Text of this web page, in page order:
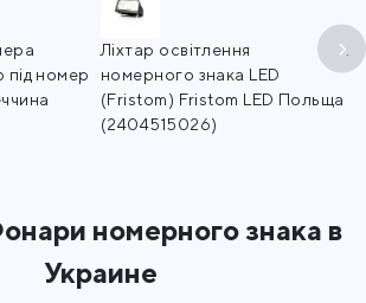
номер
Ліхтар освітлення
номерного знака LED
(Fristom) Fristom LED Польща
(2404515026)
номерного знака в
Украине